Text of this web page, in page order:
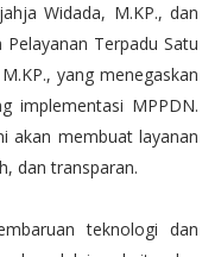
Widada, M.KP., dan
Terpadu Satu
yang menegaskan
implementasi MPPDN.
akan membuat layanan
dan transparan.
teknologi dan